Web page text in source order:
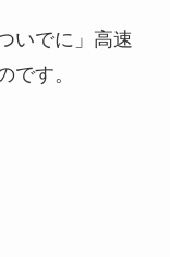
いでに」高速
です。